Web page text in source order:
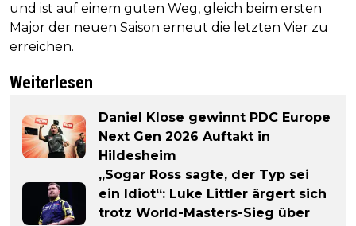
und ist auf einem guten Weg, gleich beim ersten
Major der neuen Saison erneut die letzten Vier zu
erreichen.
Weiterlesen
Daniel Klose gewinnt PDC Europe
Next Gen 2026 Auftakt in
Hildesheim
„Sogar Ross sagte, der Typ sei
ein Idiot“: Luke Littler ärgert sich
trotz World-Masters-Sieg über